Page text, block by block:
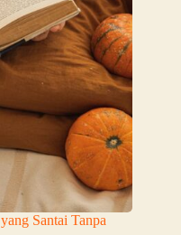
Santai Tanpa